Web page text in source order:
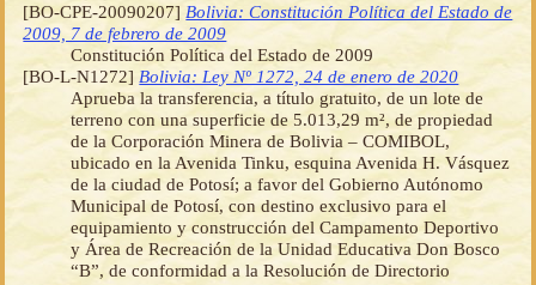
[BO-CPE-20090207] Bolivia: Constitución Política del Estado de
2009, 7 de febrero de 2009
Constitución Política del Estado de 2009
[BO-L-N1272] Bolivia: Ley Nº 1272, 24 de enero de 2020
Aprueba la transferencia, a título gratuito, de un lote de
terreno con una superficie de 5.013,29 m², de propiedad
de la Corporación Minera de Bolivia – COMIBOL,
ubicado en la Avenida Tinku, esquina Avenida H. Vásquez
de la ciudad de Potosí; a favor del Gobierno Autónomo
Municipal de Potosí, con destino exclusivo para el
equipamiento y construcción del Campamento Deportivo
y Área de Recreación de la Unidad Educativa Don Bosco
“B”, de conformidad a la Resolución de Directorio